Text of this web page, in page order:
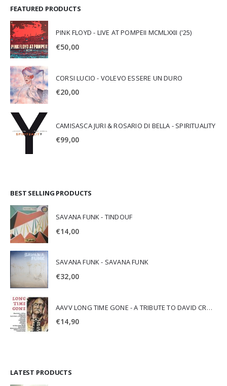
FEATURED PRODUCTS
PINK FLOYD - LIVE AT POMPEII MCMLXXII ('25)
€50,00
CORSI LUCIO - VOLEVO ESSERE UN DURO
€20,00
CAMISASCA JURI & ROSARIO DI BELLA - SPIRITUALITY
€99,00
BEST SELLING PRODUCTS
SAVANA FUNK - TINDOUF
€14,00
SAVANA FUNK - SAVANA FUNK
€32,00
AAVV LONG TIME GONE - A TRIBUTE TO DAVID CROSBY
€14,90
LATEST PRODUCTS